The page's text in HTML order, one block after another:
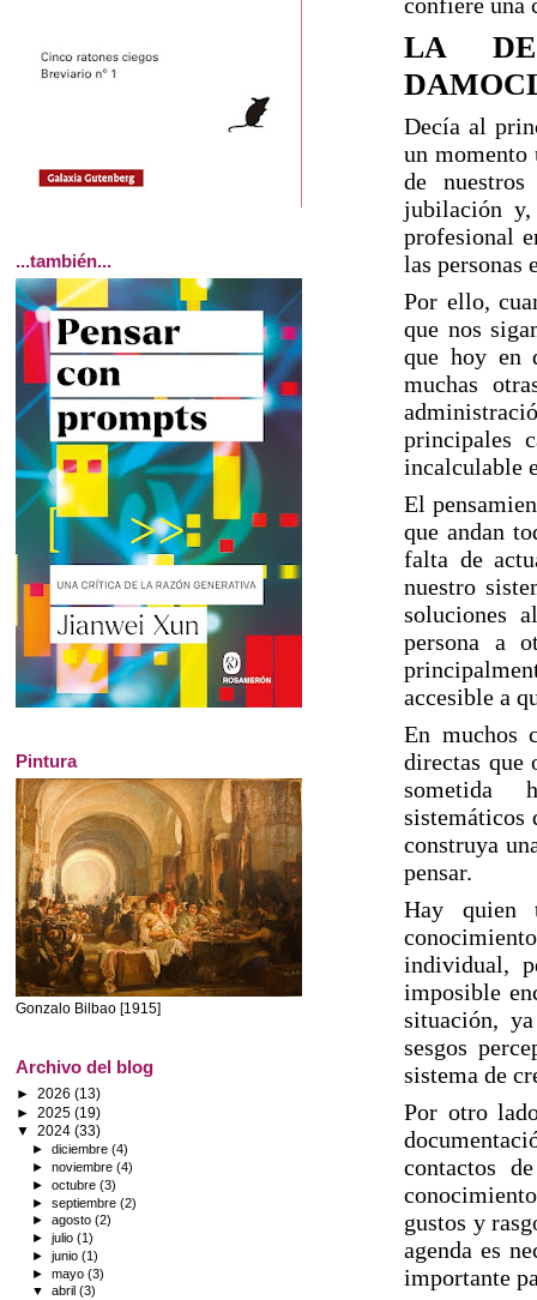
LA
Decía al
un momento
de
jubilación y,
profesional
las personas
Por ello,
que nos
que hoy en
muchas
principales
incalculable
El
que andan
falta de
nuestro
soluciones
persona a
accesible a
En muchos
directas que
sometida
sistemáticos
construya
pensar.
Hay quien
individual,
imposible
situación,
sesgos
sistema de
Por otro
contactos
gustos y
agenda es
importante
...también...
Pintura
Gonzalo Bilbao [1915]
Archivo del blog
► 2026 (13)
► 2025 (19)
▼ 2024 (33)
►diciembre(4)
►noviembre(4)
►octubre(3)
►septiembre(2)
►agosto(2)
►julio(1)
►junio(1)
►mayo(3)
▼abril(3)